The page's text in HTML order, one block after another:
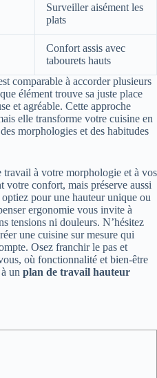
Surveiller aisément les
plats
Confort assis avec
tabourets hauts
comparable à accorder plusieurs
élément trouve sa juste place
et agréable. Cette approche
elle transforme votre cuisine en
morphologies et des habitudes
à votre morphologie et à vos
votre confort, mais préserve aussi
pour une hauteur unique ou
ergonomie vous invite à
tensions ni douleurs. N’hésitez
une cuisine sur mesure qui
Osez franchir le pas et
où fonctionnalité et bien-être
un plan de travail hauteur